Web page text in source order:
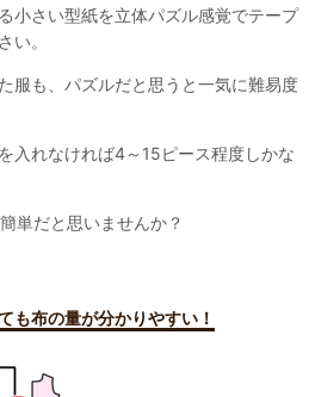
小さい型紙を立体パズル感覚でテープ
い。
服も、パズルだと思うと一気に難易度
入れなければ4～15ピース程度しかな
単だと思いませんか？
も布の量が分かりやすい！